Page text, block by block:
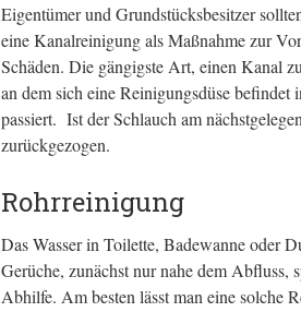
Eigentümer und Grundstücksbesitzer
eine Kanalreinigung als Maßnahme zur
Schäden. Die gängigste Art, einen Kanal
an dem sich eine Reinigungsdüse
passiert. Ist der Schlauch am
zurückgezogen.
Rohrreinigung
Das Wasser in Toilette, Badewanne oder
Gerüche, zunächst nur nahe dem
Abhilfe. Am besten lässt man eine solche